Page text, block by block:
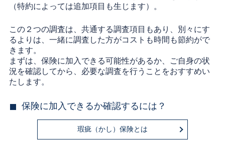
（特約によっては追加項目も生じます）。
この２つの調査は、共通する調査項目もあり、別々にす
るよりは、一緒に調査した方がコストも時間も節約がで
きます。
まずは、保険に加入できる可能性があるか、ご自身の状
況を確認してから、必要な調査を行うことをおすすめい
たします。
保険に加入できるか確認するには？
瑕疵（かし）保険とは